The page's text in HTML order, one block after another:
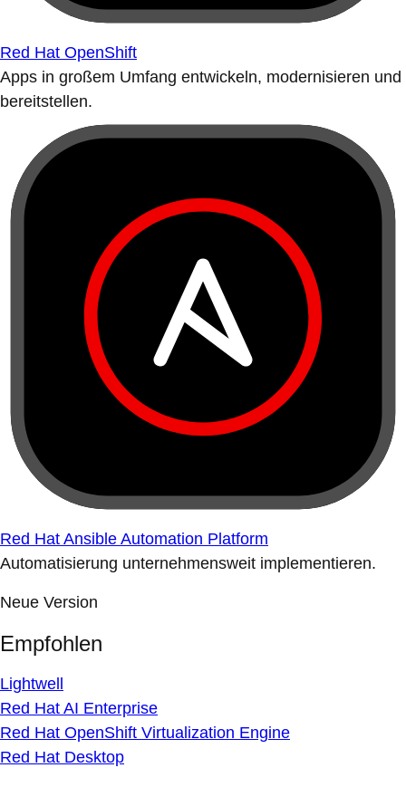
Red Hat OpenShift
Apps in großem Umfang entwickeln, modernisieren und
bereitstellen.
Red Hat Ansible Automation Platform
Automatisierung unternehmensweit implementieren.
Neue Version
Empfohlen
Lightwell
Red Hat AI Enterprise
Red Hat OpenShift Virtualization Engine
Red Hat Desktop